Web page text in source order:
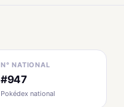
N° NATIONAL
#947
Pokédex national